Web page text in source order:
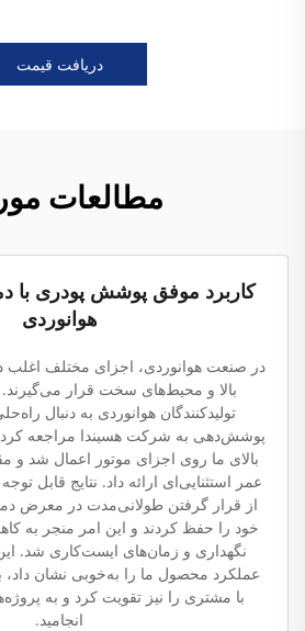
دریافت قیمت
مطالعات
کاربرد موفق پوشش پودری با
هوانوردی
در صنعت هوانوردی، اجزای مختلف اغلب
بالا و محیط‌های سخت قرار می‌گیرند.
تولیدکنندگان هوانوردی به دنبال
پوشش‌دهی به شرکت هسیندا مراجعه
بالای ما روی اجزای موتور اعمال شد
عمر استثنایی‌ای ارائه داد. نتایج قابل
از قرار گرفتن طولانی‌مدت در معرض
خود را حفظ کردند و این امر منجر به
نگهداری و زمان‌های ایست‌کاری شد. این
عملکرد محصول ما را به‌خوبی نشان داد،
با مشتری را نیز تقویت کرد و به
انجامید.